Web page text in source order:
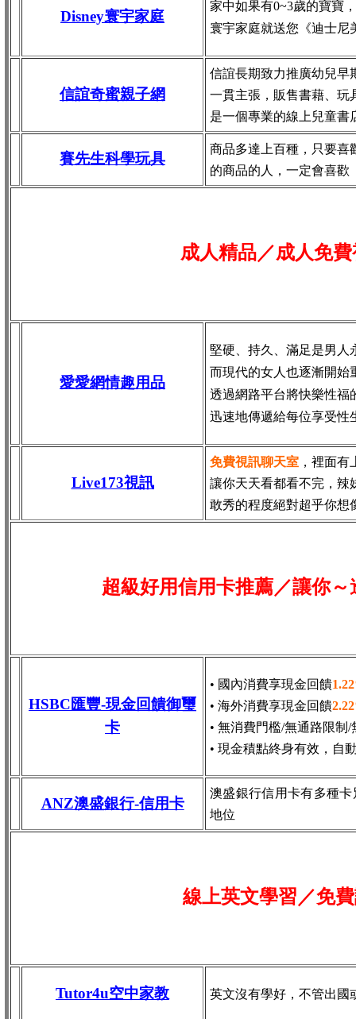
Disney寰宇家庭
家中如果有0~3歲的寶寶
寰宇家庭就送您《迪士尼
信誼奇蜜親子網
信誼長期致力推廣幼兒早
一貫主張，販售書藉、
是一個專業的線上兒童書
賽先生科學玩具
商品多達上百種，只要喜
的商品的人，一定會喜歡
成人精品／成人免
愛愛網情趣用品
堅硬、持久、滿足是男人
而現代的女人也逐漸開始
透過網路平台將快樂性福
迅速地傳遞給每位享受性
Live173視訊
免費視訊聊天室 ，裡面
讓你天天看都看不完，辣
敢秀的程度絕對超乎你想
超級好用信用卡推薦／讓你～
HSBC匯豐-現金回饋御璽
卡
• 國內消費享現金回饋
• 海外消費享現金回饋
• 無消費門檻/無通路限制/
• 現金積點終身有效，自
ANZ澳盛銀行-信用卡
澳盛銀行信用卡有多種
地位
線上英文學習／免
Tutor4u空中家教 英文沒有學好，不管出國